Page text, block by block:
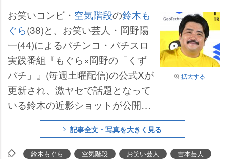
拡大する
お笑いコンビ・ 空気階段の鈴木も
ぐら(38)と、お笑い芸人・岡野陽
一(44)によるパチンコ・パチスロ
実践番組『もぐら×岡野の「くず
パチ」』(毎週土曜配信)の公式Xが
更新され、激ヤセで話題となって
いる鈴木の近影ショットが公開さ
記事全文・写真を大きく見る
鈴木もぐら 空気階段 お笑い芸人 吉本芸人